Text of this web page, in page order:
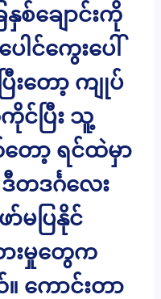
စ်ချောင်းကို
ါင်ကွေးပေါ်
ြီးတော့ ကျုပ်
ပြီး သူ့
ော့ ရင်ထဲမှာ
ဒီတဒင်္ဂလေး
မပြနိုင်
းမှုတွေက
ကောင်းတာ